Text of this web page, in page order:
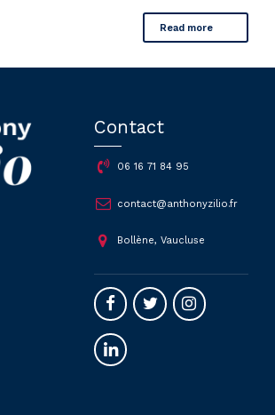
Read more
Contact
06 16 71 84 95
contact@anthonyzilio.fr
Bollène, Vaucluse